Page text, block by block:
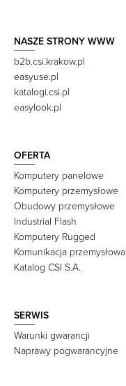
NASZE STRONY WWW
b2b.csi.krakow.pl
easyuse.pl
katalogi.csi.pl
easylook.pl
OFERTA
Komputery panelowe
Komputery przemysłowe
Obudowy przemysłowe
Industrial Flash
Komputery Rugged
Komunikacja przemysłowa
Katalog CSI S.A.
SERWIS
Warunki gwarancji
Naprawy pogwarancyjne